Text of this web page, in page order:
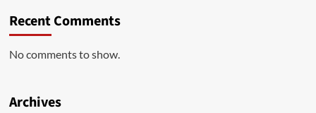
Recent Comments
No comments to show.
Archives